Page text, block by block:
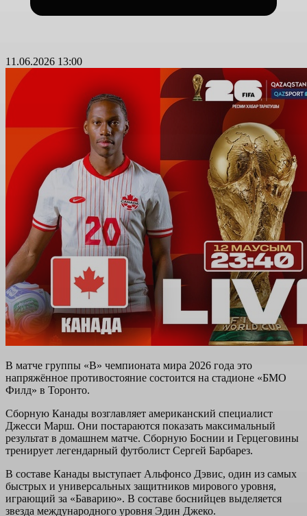
11.06.2026 13:00
В матче группы «B» чемпионата мира 2026 года это
напряжённое противостояние состоится на стадионе «БМО
Филд» в Торонто.
Сборную Канады возглавляет американский специалист
Джесси Марш. Они постараются показать максимальный
результат в домашнем матче. Сборную Боснии и Герцеговины
тренирует легендарный футболист Сергей Барбарез.
В составе Канады выступает Альфонсо Дэвис, один из самых
быстрых и универсальных защитников мирового уровня,
играющий за «Баварию». В составе боснийцев выделяется
звезда международного уровня Эдин Джеко.